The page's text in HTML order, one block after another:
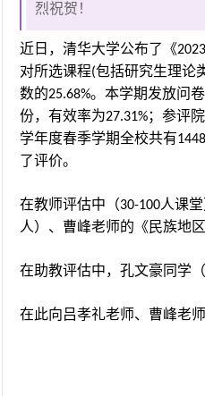
烈祝贺！
近日 ，清华大学公布了《
对所选课程(包括研究生理论
数的25.68%。本学期发放问
份，有效率为27.31%；参评
学年度春季学期全校共有
了评价。
在教师评估中（30-100人课
人） 、曹峰老师的《民族地
在助教评估中，孔文豪同学
在此向吕孝礼老师、曹峰老